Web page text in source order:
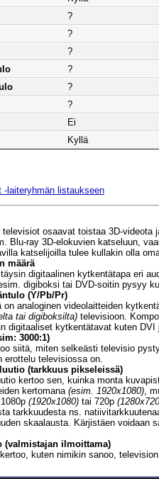
?
?
?
?
?
?
Ei
Kyllä
-laiteryhmän listaukseen
osaavat toistaa 3D-
Blu-ray 3D-elokuvien katseluun,
katselijoilla tulee kullakin olla
määrä
digitaalinen kytkentätapa eri
digiboksi tai DVD-soitin pysyy
(Y/Pb/Pr)
on analoginen videolaitteiden
tai digiboksilta) televisioon.
digitaaliset kytkentätavat kuten DVI
3000:1)
siitä, miten selkeästi televisio
erottelu televisiossa on.
(tarkkuus pikseleissä)
kertoo sen, kuinka monta
kertomana (esim. 1920x1080),
(1920x1080) tai 720p
tarkkuudesta ns.
skaalausta. Kärjistäen voidaan
(valmistajan ilmoittama)
kuten nimikin sanoo,